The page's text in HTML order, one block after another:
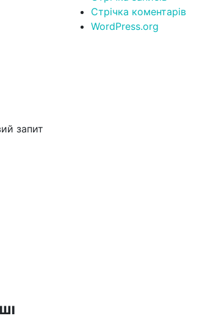
запит
Стрічка коментарів
WordPress.org